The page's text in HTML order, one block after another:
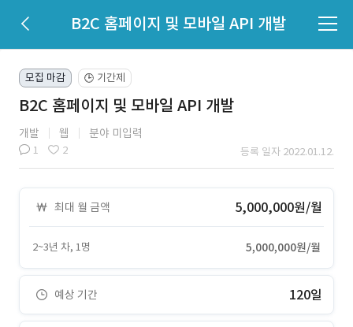
B2C 홈페이지 및 모바일 API 개발
모집 마감 🕒 기간제
B2C 홈페이지 및 모바일 API 개발
개발 웹 분야 미입력
1 2 등록 일자 2022.01.12.
최대 월 금액 5,000,000원/월
2~3년 차, 1명 5,000,000원/월
예상 기간 120일